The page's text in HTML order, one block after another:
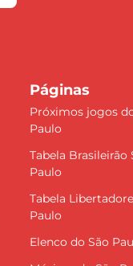
Páginas
Próximos jogos
Paulo
Tabela Brasileirão
Paulo
Tabela
Paulo
Elenco do São